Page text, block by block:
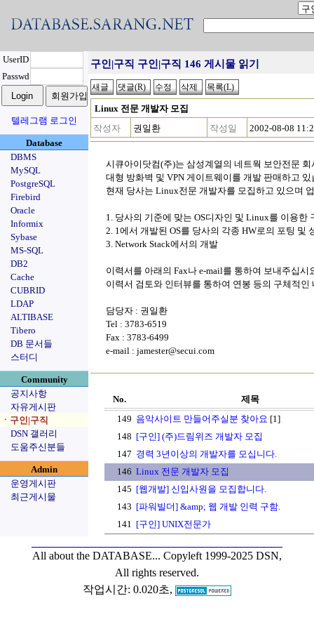
UserID
Passwd
텔레그램 로그인
Database
DBMS
MySQL
PostgreSQL
Firebird
Oracle
Informix
Sybase
MS-SQL
DB2
Cache
CUBRID
LDAP
ALTIBASE
Tibero
DB 문서들
스터디
Community
공지사항
자유게시판
ㆍ구인|구직
DSN 갤러리
도움주신분들
Admin
운영게시판
최근게시물
구인|구직 구인|구직 146 게시물 읽기
Linux 전문 개발자 모집
작성자
권일환 작성일 2002-08-08
시큐아이닷컴(주)는 삼성계열의 네트웍 보안전문
대형 방화벽 및 VPN 게이트웨이를 개발 판매하고 있
현재 당사는 Linux전문 개발자를 모집하고 있으며
1. 당사의 기준에 맞는 OS디자인 및 Linux를 이용한
2. 1에서 개발된 OS를 당사의 각종 HW로의 포팅 및
3. Network Stack에서의 개발
이력서를 아래의 Fax나 e-mail를 통하여 보내주십시
이력서 검토와 인터뷰를 통하여 연봉 등의 구체적인
담당자 : 권일환
Tel : 3783-6519
Fax : 3783-6499
e-mail : jamester@secui.com
No.
제목
149 음악사이트 만들어주실분 찾아요 [1]
148 [구인] (주)드림위즈 개발자 모집
147 경력 3년이상의 개발자를 모십니다.
146 Linux 전문 개발자 모집
145 [웹개발] 신입사원을 모집합니다.
143 [파워빌더] &amp; 웹 개발 인력 구함.
141 [구인] UNIX전문가
All about the DATABASE... Copyleft 1999-2025 DSN,
All rights reserved.
작업시간: 0.020초,